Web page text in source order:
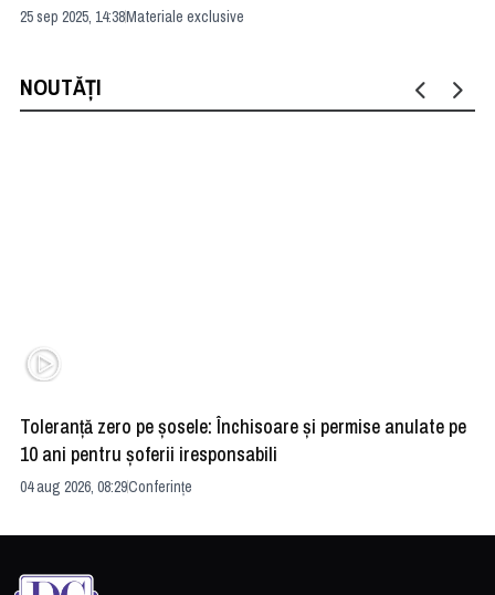
25 sep 2025, 14:38Materiale exclusive
NOUTĂȚI
Toleranță zero pe șosele: Închisoare și permise anulate pe
10 ani pentru șoferii iresponsabili
04 aug 2026, 08:29Conferințe